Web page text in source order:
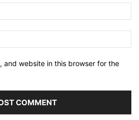
and website in this browser for the